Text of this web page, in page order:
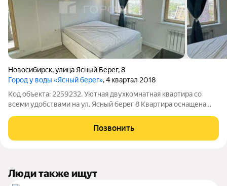
Новосибирск,улица Ясный Берег,8
Город у воды «Ясный берег», 4 квартал 2018
Код объекта: 2259232. Уютная двухкомнатная квартира со
всеми удобствами на ул. Ясный берег 8 Квартира оснащена
посудомоечная машина, телевизор, холодильник, плита,
стиральная машина. Дом расположен в
Позвонить
Люди также ищут